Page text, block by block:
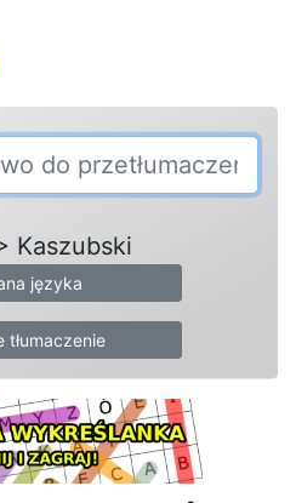
Kaszubski
języka
tłumaczenie